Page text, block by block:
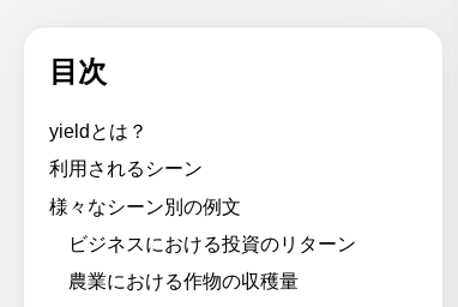
目次
yieldとは？
利用されるシーン
様々なシーン別の例文
ビジネスにおける投資のリターン
農業における作物の収穫量